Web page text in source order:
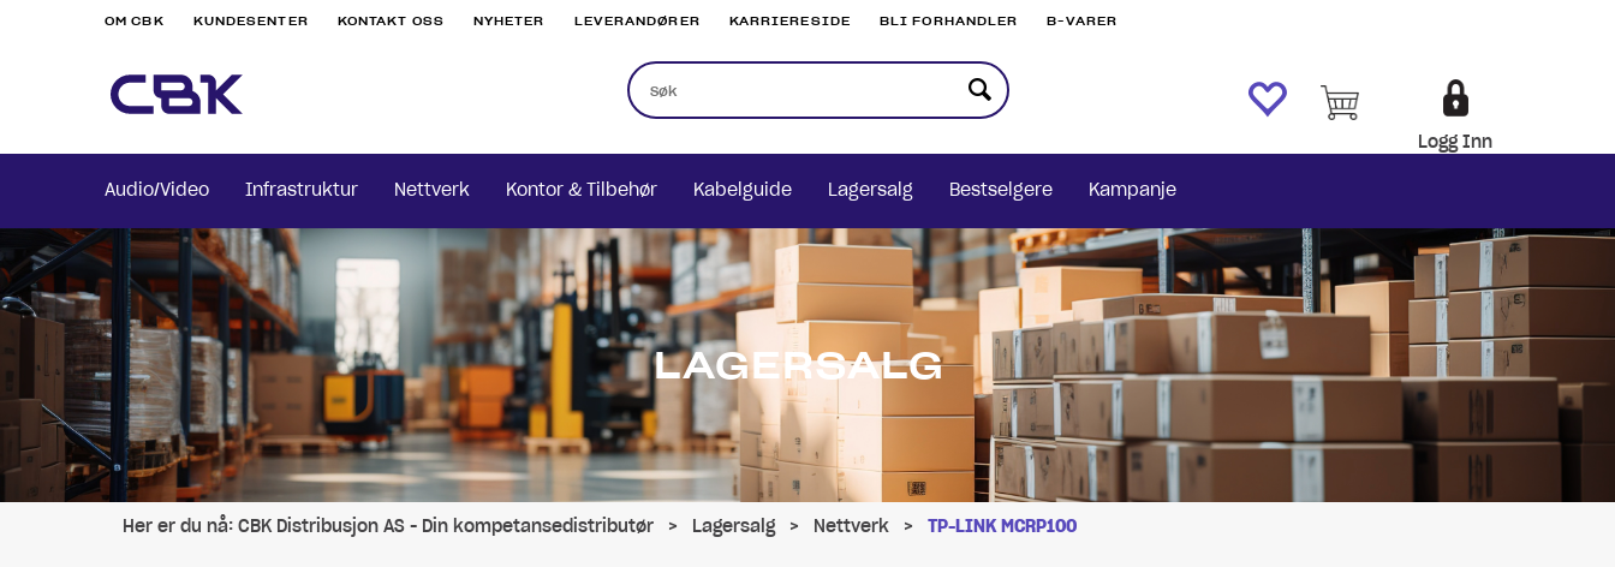
OM CBK KUNDESENTER KONTAKT OSS NYHETER LEVERANDØRER KARRIERESIDE BLI FORHANDLER B-VARER
Logg Inn
Audio/Video Infrastruktur Nettverk Kontor & Tilbehør Kabelguide Lagersalg Bestselgere Kampanje
LAGERSALG
Her er du nå: CBK Distribusjon AS - Din kompetansedistributør > Lagersalg > Nettverk > TP-LINK MCRP100